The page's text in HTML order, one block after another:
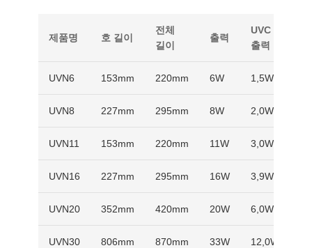
제품명 호 길이
전체
길이
출력
UVC
출력
UVN6 153mm 220mm 6W 1,5W
UVN8 227mm 295mm 8W 2,0W
UVN11 153mm 220mm 11W 3,0W
UVN16 227mm 295mm 16W 3,9W
UVN20 352mm 420mm 20W 6,0W
UVN30 806mm 870mm 33W 12,0W